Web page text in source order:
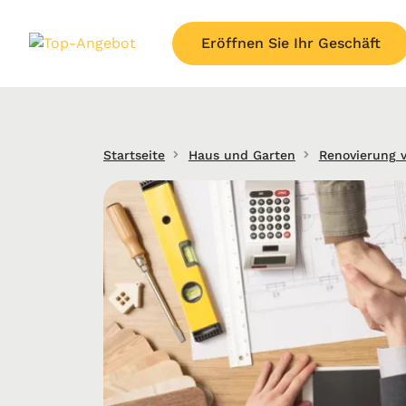
Eröffnen Sie Ihr Geschäft
Startseite Haus und Garten Renovierung